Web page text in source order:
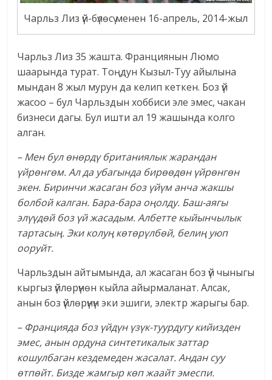
Чарльз Лиз үй-бүлөсү менен 16-апрель, 2014-жыл
Чарльз Лиз 35 жашта. Франциянын Люмо
шаарында турат. Тоңдун Кызыл-Туу айылына
мындан 8 жыл мурун да келип кеткен. Боз үй
жасоо – бул Чарльздын хоббиси эле эмес, чакан
бизнеси дагы. Бул ишти ал 19 жашында колго
алган.
– Мен бул өнөрдү британиялык жарандан
үйрөнгөм. Ал да убагында бирөөдөн үйрөнгөн
экен. Биринчи жасаган боз үйүм анча жакшы
болбой калган. Бара-бара оңолду. Баш-аягы
элүүдөй боз үй жасадым. Албетте кыйынчылык
тартасың. Эки колуң көтөрүлбөй, белиң уюп
ооруйт.
Чарльздын айтымында, ал жасаган боз үй чыныгы
кыргыз үйлөрүнөн кыйла айырмаланат. Алсак,
анын боз үйлөрүнүн эки эшиги, электр жарыгы бар.
– Францияда боз үйдүн үзүк-туурдугу кийизден
эмес, анын ордуна синтетикалык заттар
кошулбаган кездемеден жасалат. Андан суу
өтпөйт. Бизде жамгыр көп жаайт эмеспи.